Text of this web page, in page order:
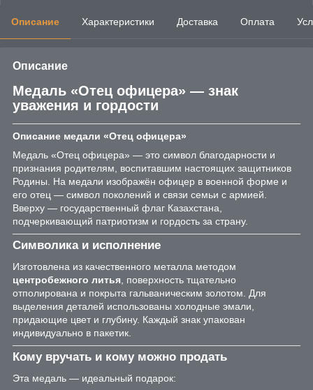
Описание Характеристики Доставка Оплата
Описание
Медаль «Отец офицера» — знак
уважения и гордости
Описание медали «Отец офицера»
Медаль «Отец офицера» — это символ благодарности и
признания родителям, воспитавшим настоящих защитников
Родины. На медали изображён офицер в военной форме и
его отец — символ поколений и связи семьи с армией.
Вверху — государственный флаг Казахстана,
подчеркивающий патриотизм и гордость за страну.
Символика и исполнение
Изготовлена из качественного металла методом
центробежного литья, поверхность тщательно
отполирована и покрыта гальваническим золотом. Для
выделения деталей использованы холодные эмали,
придающие цвет и глубину. Каждый знак упакован
индивидуально в пакетик.
Кому вручать и кому можно продать
Эта медаль — идеальный подарок: